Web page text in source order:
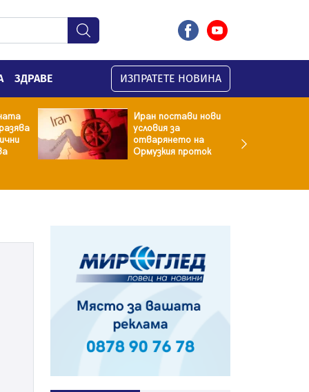
ЗДРАВЕ ИЗПРАТЕТЕ НОВИНА
Иран постави нови
условия за
отварянето на
Ормузкия проток